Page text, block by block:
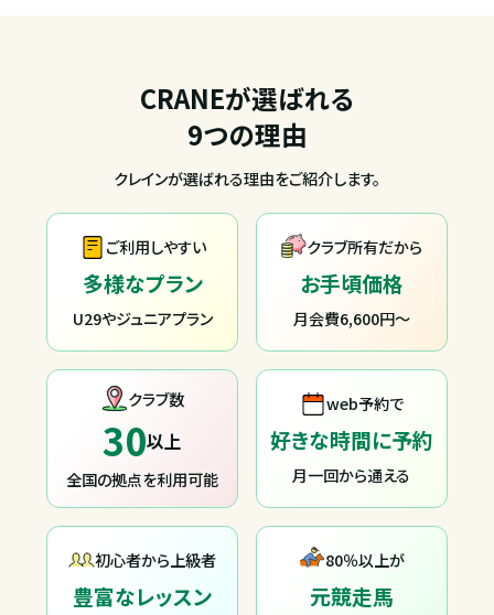
CRANEが選ばれる
9つの理由
クレインが選ばれる理由をご紹介します。
ご利用しやすい
多様なプラン
U29やジュニアプラン
クラブ所有だから
お手頃価格
月会費6,600円〜
クラブ数
30以上
全国の拠点を利用可能
web予約で
好きな時間に予約
月一回から通える
初心者から上級者
豊富なレッスン
80％以上が
元競走馬